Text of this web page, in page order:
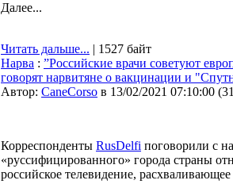
Далее...
Читать дальше... | 1527 байт
Нарва : ”Российские врачи советуют
говорят нарвитяне о вакцинации и
Автор: CaneCorso в 13/02/2021 07:10:00 (
Корреспонденты RusDelfi поговорили с
«руссифицированного» города страны
российское телевидение,